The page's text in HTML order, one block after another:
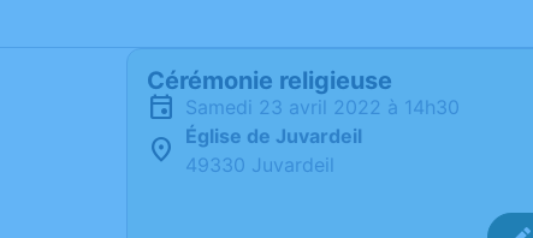
Cérémonie religieuse
samedi 23 avril 2022 à 14h30
Église de Juvardeil
49330 Juvardeil